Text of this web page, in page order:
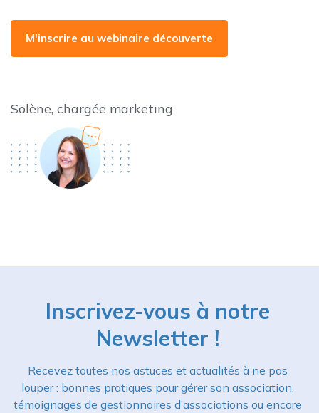
M'inscrire au webinaire découverte
Solène, chargée marketing
Inscrivez-vous à notre
Newsletter !
Recevez toutes nos astuces et actualités à ne pas
louper : bonnes pratiques pour gérer son association,
témoignages de gestionnaires d’associations ou encore